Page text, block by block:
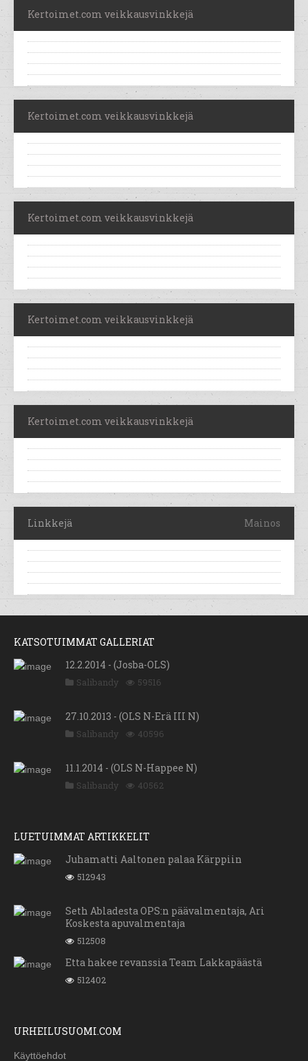
Kertoimet.com veikkausvinkkejä
Kertoimet.com veikkausvinkkejä
Kertoimet.com veikkausvinkkejä
Kertoimet.com veikkausvinkkejä
Kertoimet.com veikkausvinkkejä
Linkkejä Mainos
KATSOTUIMMAT GALLERIAT
12.2.2014 - (Josba-OLS)
Salibandy 59516
27.10.2013 - (OLS N-Erä III N)
Salibandy 40596
11.1.2014 - (OLS N-Happee N)
Salibandy 40562
LUETUIMMAT ARTIKKELIT
Juhamatti Aaltonen palaa Kärppiin
512943
Seth Abladesta OPS:n päävalmentaja, Ari
Koskesta apuvalmentaja
512508
Etta hakee revanssia Team Lakkapäästä
512402
URHEILUSUOMI.COM
Käyttöehdot